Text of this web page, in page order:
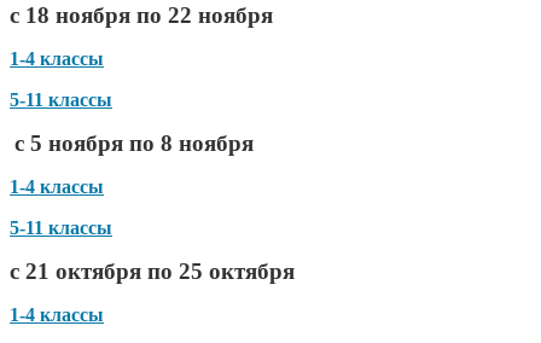
с 18 ноября по 22 ноября
1-4 классы
5-11 классы
с 5 ноября по 8 ноября
1-4 классы
5-11 классы
с 21 октября по 25 октября
1-4 классы